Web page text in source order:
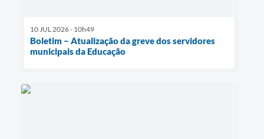
10 JUL 2026 - 10h49
Boletim – Atualização da greve dos servidores
municipais da Educação